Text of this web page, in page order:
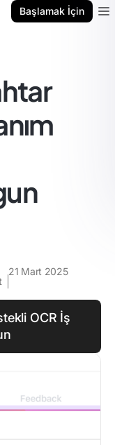
Başlamak İçin
21 Mart 2025
OCR İş